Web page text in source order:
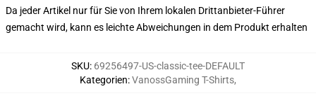
Da jeder Artikel nur für Sie von Ihrem lokalen Drittanbieter-Führer
gemacht wird, kann es leichte Abweichungen in dem Produkt erhalten
SKU: 69256497-US-classic-tee-DEFAULT
Kategorien:VanossGaming T-Shirts,